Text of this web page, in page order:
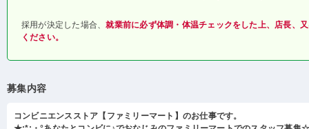
採用が決定した場合、就業前に必ず体調・体温チェックをした上、店長、
ください。
募集内容
コンビニエンスストア【ファミリーマート】のお仕事です。